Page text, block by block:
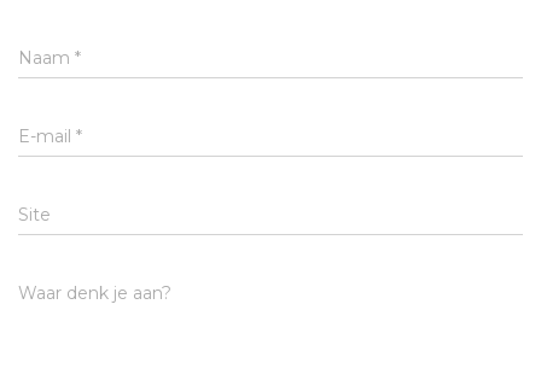
Naam *
E-mail *
Site
Waar denk je aan?